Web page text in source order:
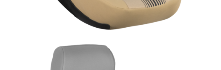
ÜRÜN DETAYINI GÖR